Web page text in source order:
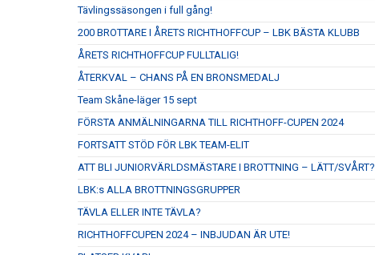
Tävlingssäsongen i full gång!
200 BROTTARE I ÅRETS RICHTHOFFCUP – LBK BÄSTA KLUBB
ÅRETS RICHTHOFFCUP FULLTALIG!
ÅTERKVAL – CHANS PÅ EN BRONSMEDALJ
Team Skåne-läger 15 sept
FÖRSTA ANMÄLNINGARNA TILL RICHTHOFF-CUPEN 2024
FORTSATT STÖD FÖR LBK TEAM-ELIT
ATT BLI JUNIORVÄRLDSMÄSTARE I BROTTNING – LÄTT/SVÅRT?
LBK:s ALLA BROTTNINGSGRUPPER
TÄVLA ELLER INTE TÄVLA?
RICHTHOFFCUPEN 2024 – INBJUDAN ÄR UTE!